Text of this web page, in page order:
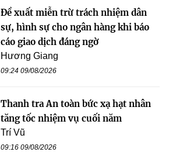
Đề xuất miễn trừ trách nhiệm dân
sự, hình sự cho ngân hàng khi báo
cáo giao dịch đáng ngờ
Hương Giang
09:24 09/08/2026
Thanh tra An toàn bức xạ hạt nhân
tăng tốc nhiệm vụ cuối năm
Trí Vũ
09:16 09/08/2026